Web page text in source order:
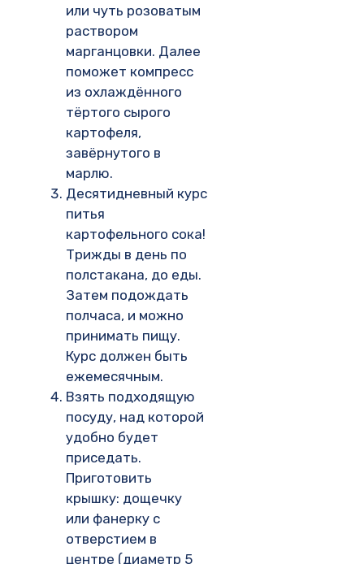
или чуть розоватым
раствором
марганцовки. Далее
поможет компресс
из охлаждённого
тёртого сырого
картофеля,
завёрнутого в
марлю.
Десятидневный курс
питья
картофельного сока!
Трижды в день по
полстакана, до еды.
Затем подождать
полчаса, и можно
принимать пищу.
Курс должен быть
ежемесячным.
Взять подходящую
посуду, над которой
удобно будет
приседать.
Приготовить
крышку: дощечку
или фанерку с
отверстием в
центре (диаметр 5